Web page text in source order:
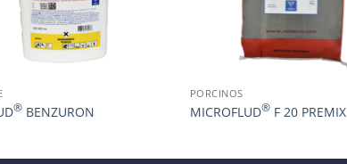
® BENZURON
PORCINOS
MICROFLUD®F 20 PREMIX